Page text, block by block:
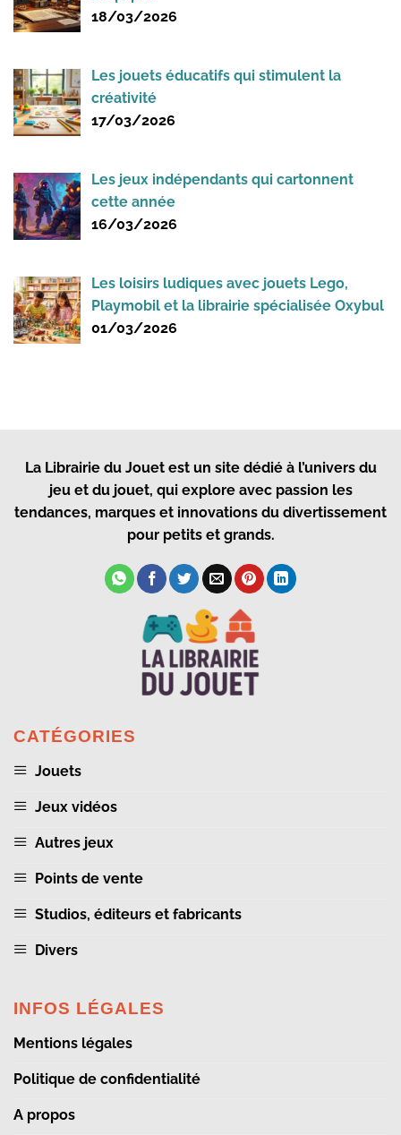
18/03/2026
Les jouets éducatifs qui stimulent la
créativité
17/03/2026
Les jeux indépendants qui cartonnent
cette année
16/03/2026
Les loisirs ludiques avec jouets Lego,
Playmobil et la librairie spécialisée Oxybul
01/03/2026
La Librairie du Jouetest un site dédié à l’univers du
jeu et du jouet, qui explore avec passion les
tendances, marques et innovations du divertissement
pour petits et grands.
CATÉGORIES
Jouets
Jeux vidéos
Autres jeux
Points de vente
Studios, éditeurs et fabricants
Divers
INFOS LÉGALES
Mentions légales
Politique de confidentialité
A propos